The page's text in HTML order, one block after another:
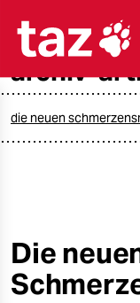
öko
gesellschaft
archiv-
die neuen
Die